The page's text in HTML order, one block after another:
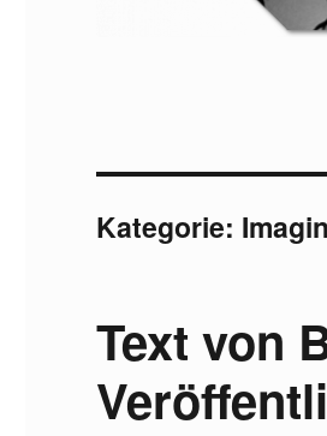
Kategorie:
Text von